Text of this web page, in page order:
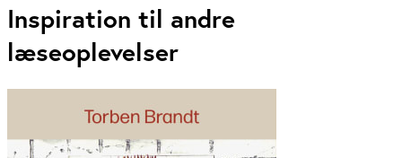
Inspiration til andre
læseoplevelser